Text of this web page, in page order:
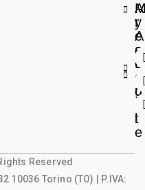
A
r
e
a
L
e
g
l
e
y
A
c
c
o
u
t
Reserved
10036 Torino (TO) | P.IVA: